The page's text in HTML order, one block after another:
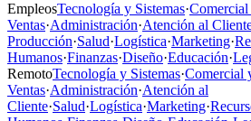
EmpleosTecnología y Sistemas·
Ventas·Administración·Atención al
Producción·Salud·Logística·Marketing·
Humanos·Finanzas·Diseño·Educación·
RemotoTecnología y Sistemas·Comercial
Ventas·Administración·Atención al
Cliente·Salud·Logística·Marketing·